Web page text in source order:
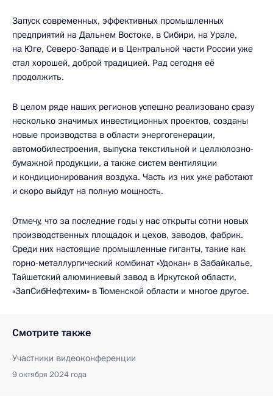
Запуск современных, эффективных промышленных
предприятий на Дальнем Востоке, в Сибири, на Урале,
на Юге, Северо-Западе и в Центральной части России уже
стал хорошей, доброй традицией. Рад сегодня её
продолжить.
В целом ряде наших регионов успешно реализовано сразу
несколько значимых инвестиционных проектов, созданы
новые производства в области энергогенерации,
автомобилестроения, выпуска текстильной и целлюлозно-
бумажной продукции, а также систем вентиляции
и кондиционирования воздуха. Часть из них уже работают
и скоро выйдут на полную мощность.
Отмечу, что за последние годы у нас открыты сотни новых
производственных площадок и цехов, заводов, фабрик.
Среди них настоящие промышленные гиганты, такие как
горно-металлургический комбинат «Удокан» в Забайкалье,
Тайшетский алюминиевый завод в Иркутской области,
«ЗапСибНефтехим» в Тюменской области и многое другое.
Смотрите также
Участники видеоконференции
9 октября 2024 года